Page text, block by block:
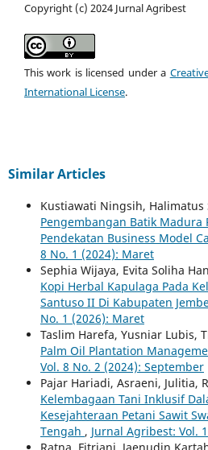
Copyright (c) 2024 Jurnal Agribest
This work is licensed under a
International License.
Similar Articles
Kustiawati Ningsih, Halimatus
Pengembangan Batik Madura
Pendekatan Business Model
8 No. 1 (2024): Maret
Sephia Wijaya, Evita Soliha
Kopi Herbal Kapulaga Pada
Santuso II Di Kabupaten
No. 1 (2026): Maret
Taslim Harefa, Yusniar Lubis,
Palm Oil Plantation
Vol. 8 No. 2 (2024): September
Pajar Hariadi, Asraeni, Julitia,
Kelembagaan Tani Inklusif
Kesejahteraan Petani Sawit
Tengah , Jurnal Agribest: Vol.